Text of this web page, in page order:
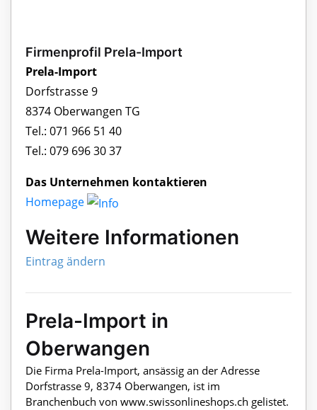
Firmenprofil Prela-Import
Prela-Import
Dorfstrasse 9
8374 Oberwangen TG
Tel.: 071 966 51 40
Tel.: 079 696 30 37
Das Unternehmen kontaktieren
Homepage
Weitere Informationen
Eintrag ändern
Prela-Import in
Oberwangen
Die Firma Prela-Import, ansässig an der Adresse
Dorfstrasse 9, 8374 Oberwangen, ist im
Branchenbuch von www.swissonlineshops.ch gelistet.